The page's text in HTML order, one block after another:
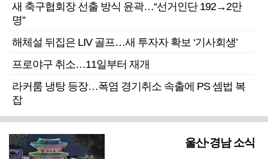
새 축구협회장 선출 방식 윤곽…“선거인단 192→2만
명”
해체설 뒤집은 LIV 골프…새 투자자 확보 ‘기사회생’
프로야구 취소…11일부터 재개
라커룸 냉탕 등장…폭염 경기취소 속출에 PS 셈법 복
잡
울산·경남 소식